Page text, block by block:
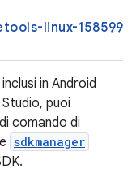
linux-
in Android
puoi
comando di
sdkmanager